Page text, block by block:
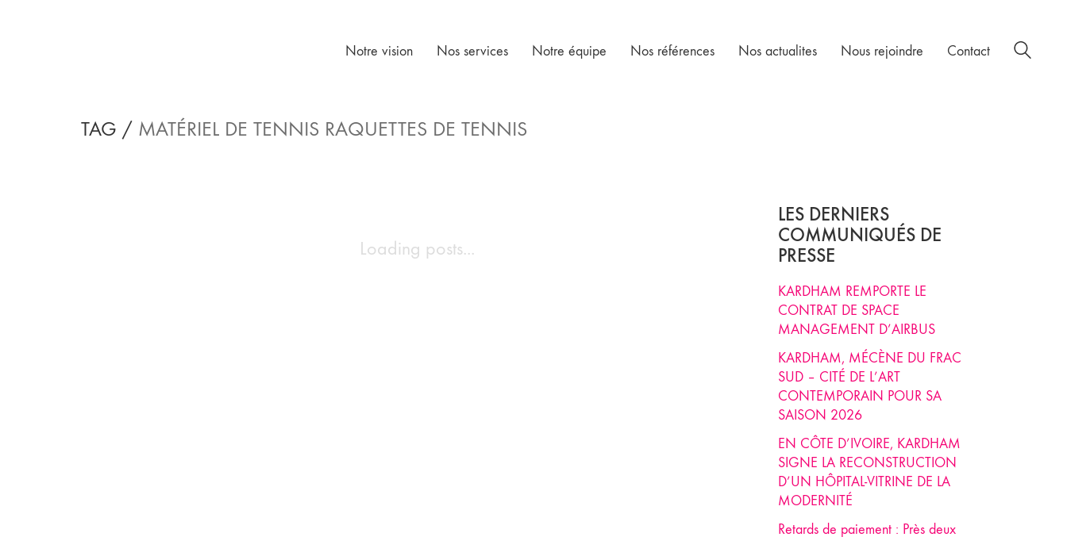
Notre vision Nos services Notre équipe Nos références Nos actualites Nous rejoindre Contact
TAG / MATÉRIEL DE TENNIS RAQUETTES DE TENNIS
Loading posts...
LES DERNIERS
COMMUNIQUÉS DE
PRESSE
KARDHAM REMPORTE LE
CONTRAT DE SPACE
MANAGEMENT D’AIRBUS
KARDHAM, MÉCÈNE DU FRAC
SUD – CITÉ DE L’ART
CONTEMPORAIN POUR SA
SAISON 2026
EN CÔTE D’IVOIRE, KARDHAM
SIGNE LA RECONSTRUCTION
D’UN HÔPITAL-VITRINE DE LA
MODERNITÉ
Retards de paiement : Près deux